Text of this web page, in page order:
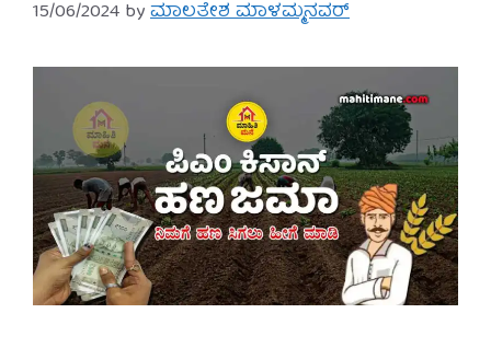
15/06/2024 byಮಾಲತೇಶ ಮಾಳಮ್ಮನವರ್